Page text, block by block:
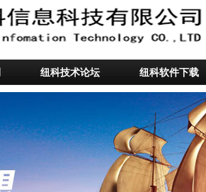
纽科技术论坛 纽科软件下载